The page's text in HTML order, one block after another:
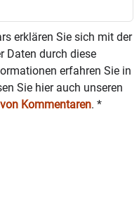
erklären Sie sich mit der
Daten durch diese
erfahren Sie in
Sie hier auch unseren
Kommentaren. *